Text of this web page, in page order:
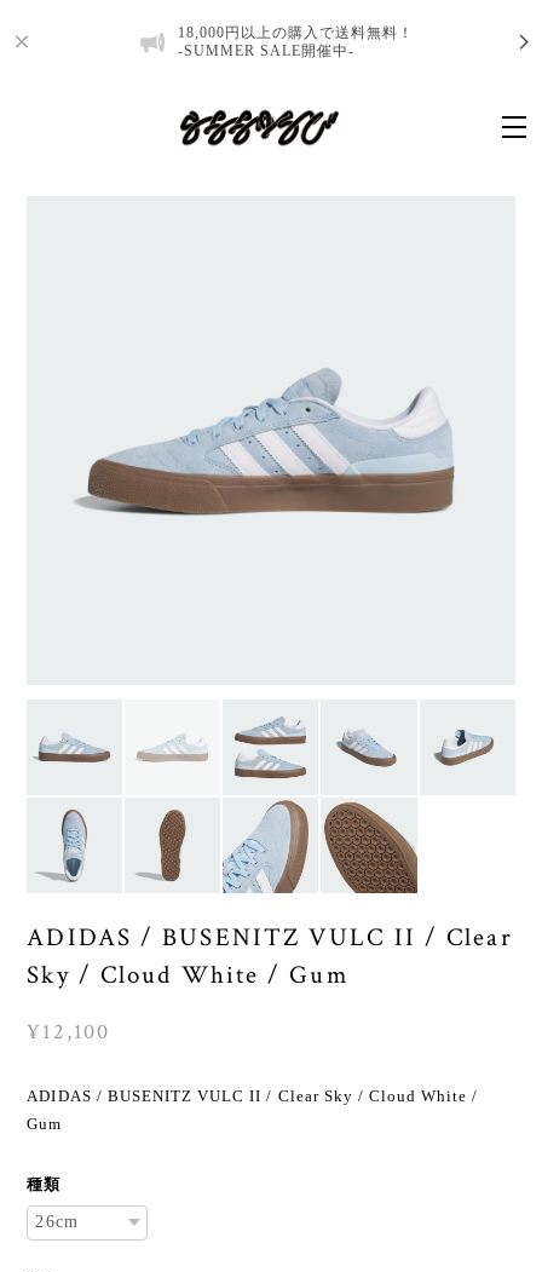
18,000円以上の購入で送料無料！
-SUMMER SALE開催中-
ADIDAS / BUSENITZ VULC II / Clear
Sky / Cloud White / Gum
¥12,100
ADIDAS / BUSENITZ VULC II / Clear Sky / Cloud White /
Gum
種類